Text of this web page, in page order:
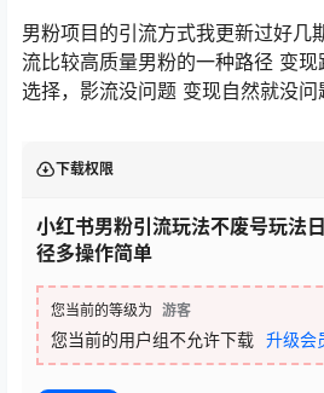
男粉项目的引流方式我更新过好几
流比较高质量男粉的一种路径 变
选择，影流没问题 变现自然就没问
下载权限
小红书男粉引流玩法不废号玩法
径多操作简单
您当前的等级为 游客
您当前的用户组不允许下载 升级会